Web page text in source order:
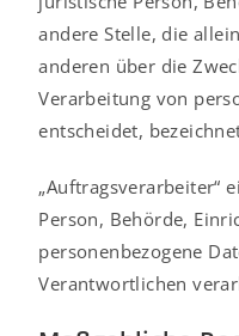
andere Stelle, die
anderen über die
Verarbeitung von
entscheidet,
„Auftragsverarbeiter“
Person, Behörde,
personenbezogene
Verantwortlichen